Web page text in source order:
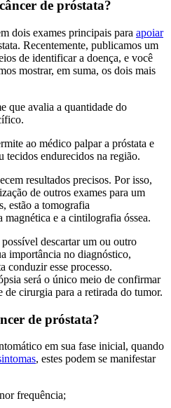
de próstata?
dois exames principais para apoiar
Recentemente, publicamos um
de identificar a doença, e você
mostrar, em suma, os dois mais
que avalia a quantidade do
ao médico palpar a próstata e
tecidos endurecidos na região.
resultados precisos. Por isso,
de outros exames para um
estão a tomografia
magnética e a cintilografia óssea.
descartar um ou outro
importância no diagnóstico,
conduzir esse processo.
será o único meio de confirmar
de cirurgia para a retirada do tumor.
de próstata?
em sua fase inicial, quando
, estes podem se manifestar
frequência;